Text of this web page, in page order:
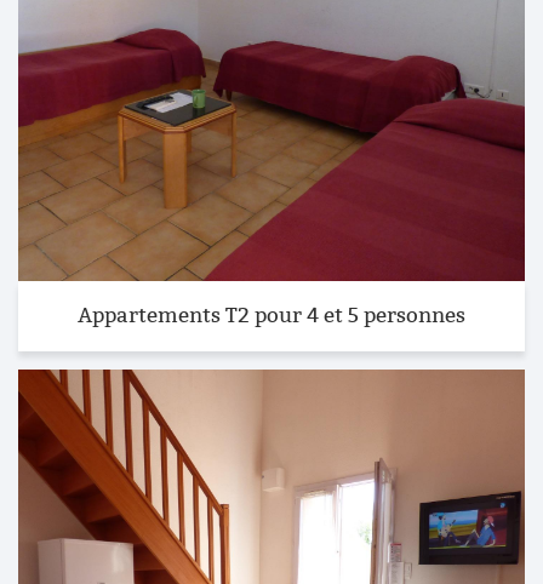
Appartements T2 pour 4 et 5 personnes